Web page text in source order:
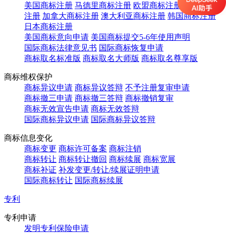
美国商标注册 马德里商标注册 欧盟商标注册
英国商标
注册 加拿大商标注册 澳大利亚商标注册 韩国商标注册
日本商标注册
美国商标意向申请 美国商标提交5-6年使用声明
国际商标法律意见书 国际商标恢复申请
商标取名标准版 商标取名大师版 商标取名尊享版
商标维权保护
商标异议申请 商标异议答辩 不予注册复审申请
商标撤三申请 商标撤三答辩 商标撤销复审
商标无效宣告申请 商标无效答辩
国际商标异议申请 国际商标异议答辩
商标信息变化
商标变更 商标许可备案 商标注销
商标转让 商标转让撤回 商标续展 商标宽展
商标补证 补发变更/转让/续展证明申请
国际商标转让 国际商标续展
专利
专利申请
发明专利保险申请